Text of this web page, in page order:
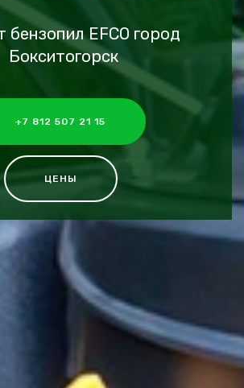
бензопил EFCO город
Бокситогорск
+7 812 507 21 15
ЦЕНЫ